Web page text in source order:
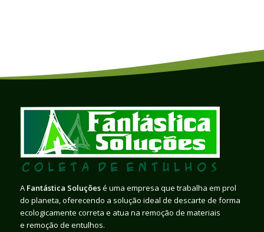
A Fantástica Soluçõesé uma empresa que trabalha em prol
do planeta, oferecendo a solução ideal de descarte de forma
ecologicamente correta e atua na remoção de materiais
e remoção de entulhos.